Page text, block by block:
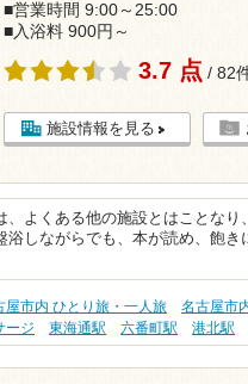
■営業時間 9:00～25:00
■入浴料 900円～
3.7 点 / 82
施設情報を見る
、よくある他の施設とはことな
浴しながらでも、本が読め、飽
屋市内 ひとり旅・一人旅
名古屋市
ージ
東海通駅 六番町駅 港北駅